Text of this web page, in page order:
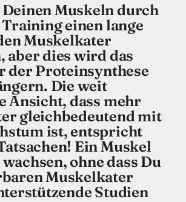
Muskeln durch
einen lange
Muskelkater
aber dies wird das
der Proteinsynthese
Die weit
Ansicht, dass mehr
gleichbedeutend mit
ist, entspricht
Ein Muskel
ohne dass Du
Muskelkater
Studien